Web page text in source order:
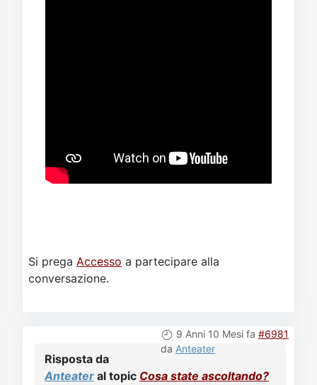
Si prega Accesso a partecipare alla
conversazione.
9 Anni 10 Mesi fa #6981
da Anteater
Risposta da
Anteater al topic Cosa state ascoltando?